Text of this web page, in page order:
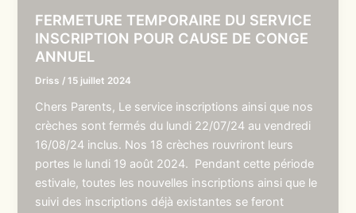
FERMETURE TEMPORAIRE DU SERVICE
INSCRIPTION POUR CAUSE DE CONGE
ANNUEL
Driss /15 juillet 2024
Chers Parents, Le service inscriptions ainsi que nos
crèches sont fermés du lundi 22/07/24 au vendredi
16/08/24 inclus. Nos 18 crèches rouvriront leurs
portes le lundi 19 août 2024. Pendant cette période
estivale, toutes les nouvelles inscriptions ainsi que le
suivi des inscriptions déjà existantes se feront